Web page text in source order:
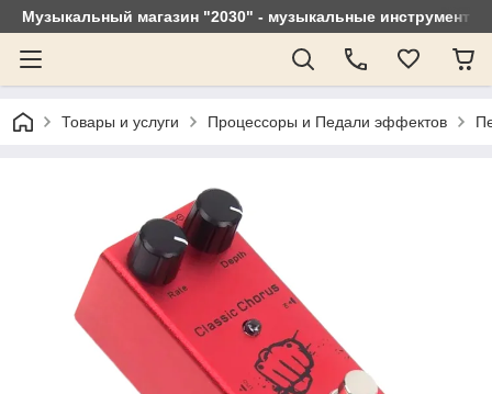
Музыкальный магазин "2030" - музыкальные
Товары и услуги Процессоры и Педали эффектов